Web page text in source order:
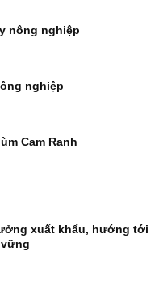
nông nghiệp
nghiệp
Cam Ranh
xuất khẩu, hướng tới